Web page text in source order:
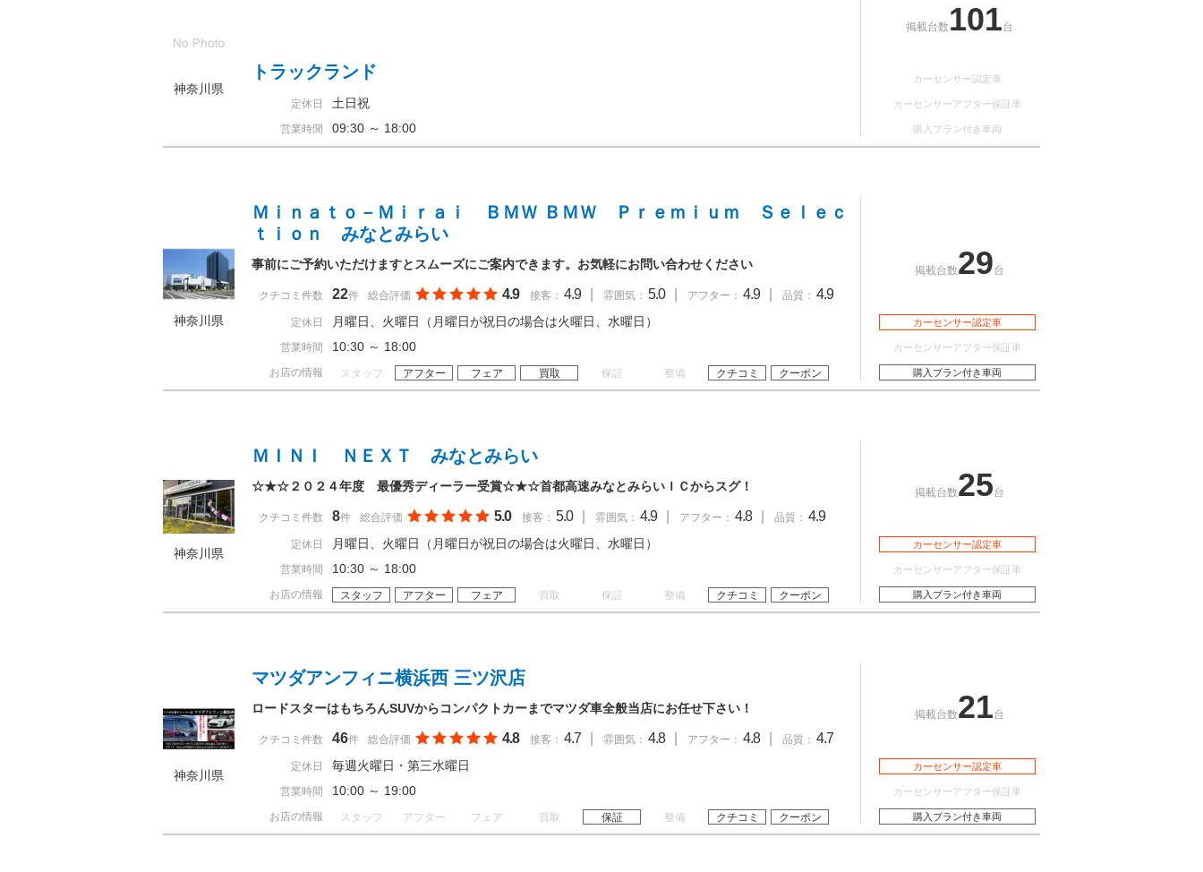
神奈川県
トラックランド
定休日 土日祝
営業時間 09:30 ～ 18:00
掲載台数 101台
カーセンサー認定車
カーセンサーアフター保証車
購入プラン付き車両
神奈川県
Ｍｉｎａｔｏ－Ｍｉｒａｉ ＢＭＷ ＢＭＷ Ｐｒｅｍｉｕｍ Ｓｅｌｅｃ
ｔｉｏｎ みなとみらい
事前にご予約いただけますとスムーズにご案内できます。お気軽にお問い合わせください
クチコミ件数 22件 総合評価 4.9 接客： 4.9 雰囲気： 5.0 アフター： 4.9 品質： 4.9
定休日 月曜日、火曜日（月曜日が祝日の場合は火曜日、水曜日）
営業時間 10:30 ～ 18:00
お店の情報 スタッフ アフター フェア 買取 保証 整備 クチコミ クーポン
掲載台数29台
カーセンサー認定車
カーセンサーアフター保証車
購入プラン付き車両
神奈川県
ＭＩＮＩ ＮＥＸＴ みなとみらい
☆★☆２０２４年度 最優秀ディーラー受賞☆★☆首都高速みなとみらいＩＣからスグ！
クチコミ件数 8件 総合評価 5.0 接客： 5.0 雰囲気： 4.9 アフター： 4.8 品質： 4.9
定休日 月曜日、火曜日（月曜日が祝日の場合は火曜日、水曜日）
営業時間 10:30 ～ 18:00
お店の情報 スタッフ アフター フェア 買取 保証 整備 クチコミ クーポン
掲載台数25台
カーセンサー認定車
カーセンサーアフター保証車
購入プラン付き車両
神奈川県
マツダアンフィニ横浜西 三ツ沢店
ロードスターはもちろんSUVからコンパクトカーまでマツダ車全般当店にお任せ下さい！
クチコミ件数 46件 総合評価 4.8 接客： 4.7 雰囲気： 4.8 アフター： 4.8 品質： 4.7
定休日 毎週火曜日・第三水曜日
営業時間 10:00 ～ 19:00
お店の情報 スタッフ アフター フェア 買取 保証 整備 クチコミ クーポン
掲載台数21台
カーセンサー認定車
カーセンサーアフター保証車
購入プラン付き車両